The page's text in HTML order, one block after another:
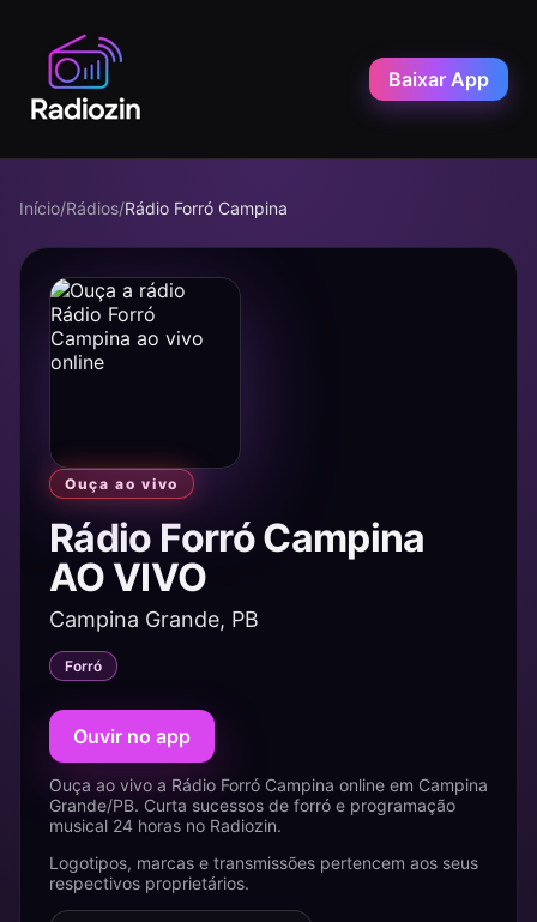
Baixar App
Início/Rádios/Rádio Forró Campina
Ouça ao vivo
Rádio Forró Campina
AO VIVO
Campina Grande, PB
Forró
Ouvir no app
Ouça ao vivo a Rádio Forró Campina online em Campina
Grande/PB. Curta sucessos de forró e programação
musical 24 horas no Radiozin.
Logotipos, marcas e transmissões pertencem aos seus
respectivos proprietários.